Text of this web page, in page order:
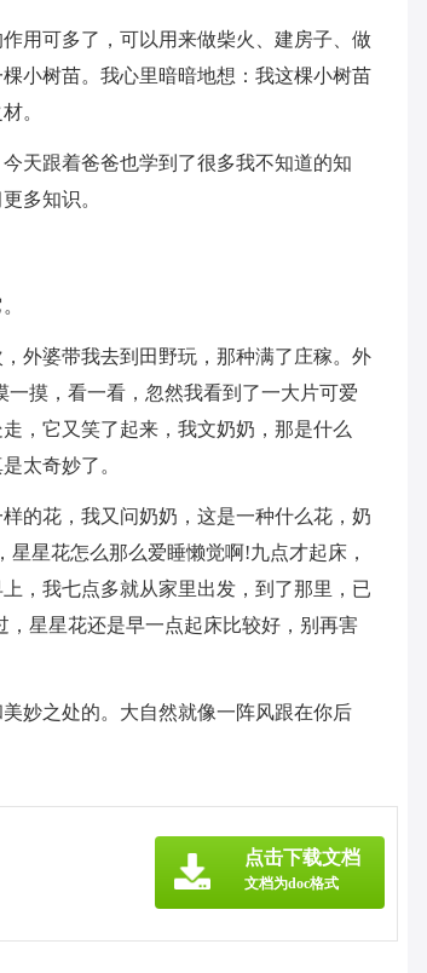
用可多了，可以用来做柴火、建房子、做
小树苗。我心里暗暗地想：我这棵小树苗
。
天跟着爸爸也学到了很多我不知道的知
多知识。
外婆带我去到田野玩，那种满了庄稼。外
摸，看一看，忽然我看到了一大片可爱
，它又笑了起来，我文奶奶，那是什么
太奇妙了。
的花，我又问奶奶，这是一种什么花，奶
星花怎么那么爱睡懒觉啊!九点才起床，
，我七点多就从家里出发，到了那里，已
星星花还是早一点起床比较好，别再害
妙之处的。大自然就像一阵风跟在你后
点击下载文档
文档为doc格式